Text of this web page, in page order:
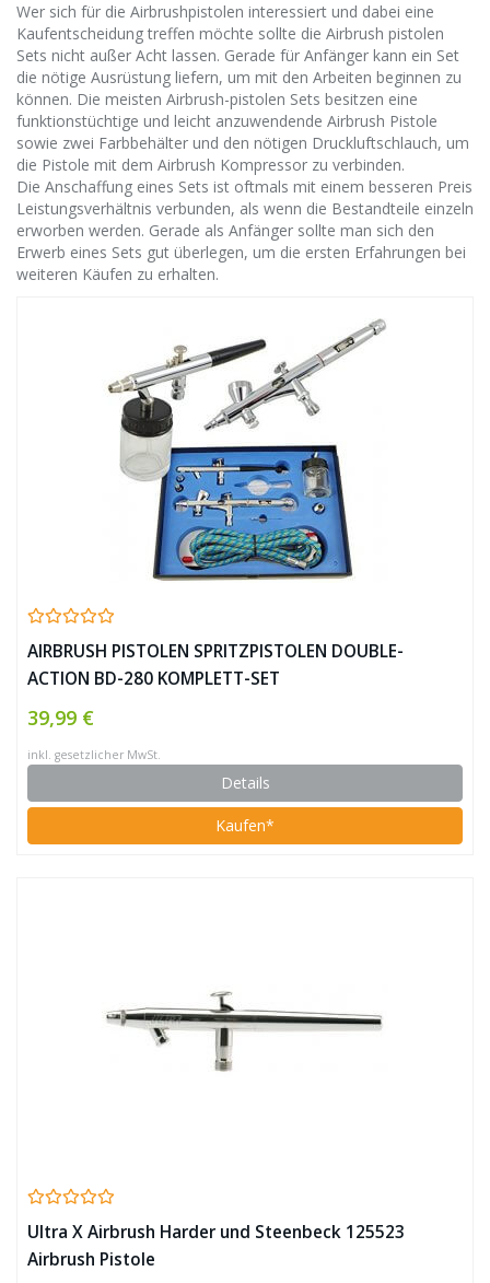
Wer sich für die Airbrushpistolen interessiert und dabei eine
Kaufentscheidung treffen möchte sollte die Airbrush pistolen
Sets nicht außer Acht lassen. Gerade für Anfänger kann ein Set
die nötige Ausrüstung liefern, um mit den Arbeiten beginnen zu
können. Die meisten Airbrush-pistolen Sets besitzen eine
funktionstüchtige und leicht anzuwendende Airbrush Pistole
sowie zwei Farbbehälter und den nötigen Druckluftschlauch, um
die Pistole mit dem Airbrush Kompressor zu verbinden.
Die Anschaffung eines Sets ist oftmals mit einem besseren Preis
Leistungsverhältnis verbunden, als wenn die Bestandteile einzeln
erworben werden. Gerade als Anfänger sollte man sich den
Erwerb eines Sets gut überlegen, um die ersten Erfahrungen bei
weiteren Käufen zu erhalten.
AIRBRUSH PISTOLEN SPRITZPISTOLEN DOUBLE-
ACTION BD-280 KOMPLETT-SET
39,99 €
inkl. gesetzlicher MwSt.
Details
Kaufen*
Ultra X Airbrush Harder und Steenbeck 125523
Airbrush Pistole